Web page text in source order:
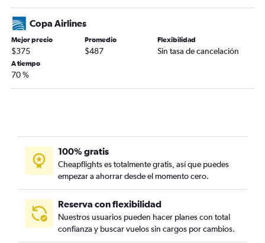
Copa Airlines
Mejor precio
$375
Promedio
$487
Flexibilidad
Sin tasa de cancelación
A tiempo
70 %
100% gratis
Cheapflights es totalmente gratis, así que puedes
empezar a ahorrar desde el momento cero.
Reserva con flexibilidad
Nuestros usuarios pueden hacer planes con total
confianza y buscar vuelos sin cargos por cambios.